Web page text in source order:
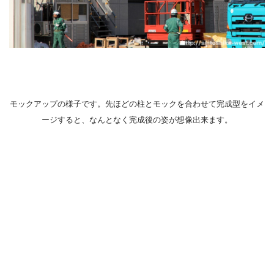
モックアップの様子です。先ほどの柱とモックを合わせて完成型をイメ
ージすると、なんとなく完成後の姿が想像出来ます。